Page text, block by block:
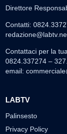
Direttore
Contatti:
Contattaci per la
0824.337274 –
email:
LABTV
Palinsesto
Privacy Policy